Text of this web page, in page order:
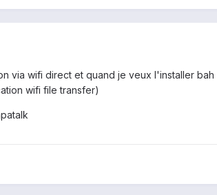
via wifi direct et quand je veux l'installer bah
wifi file transfer)